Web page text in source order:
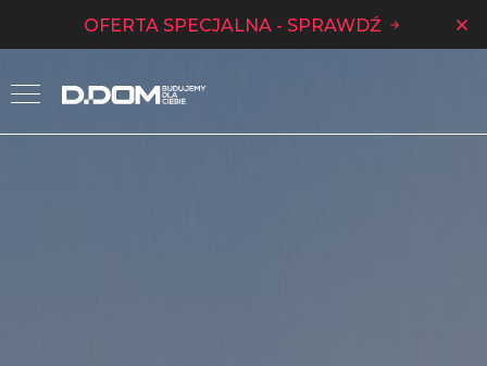
OFERTA SPECJALNA - SPRAWDŹ